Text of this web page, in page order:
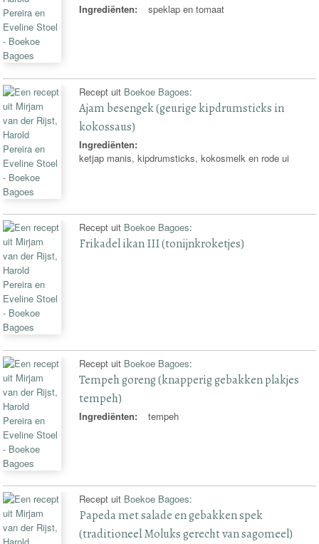
Ingrediënten: speklap en tomaat
Recept uit Boekoe Bagoes:
Ajam besengek (geurige kipdrumsticks in
kokossaus)
Ingrediënten:
ketjap manis, kipdrumsticks, kokosmelk en rode ui
Recept uit Boekoe Bagoes:
Frikadel ikan III (tonijnkroketjes)
Recept uit Boekoe Bagoes:
Tempeh goreng (knapperig gebakken plakjes
tempeh)
Ingrediënten: tempeh
Recept uit Boekoe Bagoes:
Papeda met salade en gebakken spek
(traditioneel Moluks gerecht van sagomeel)